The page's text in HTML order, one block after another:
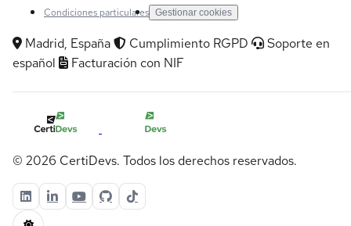
Condiciones particulares Gestionar cookies
Madrid, España Cumplimiento RGPD
Soporte en
español
Facturación con NIF
© 2026 CertiDevs. Todos los derechos reservados.